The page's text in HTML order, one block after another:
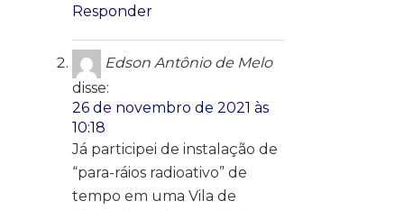
Responder
Edson Antônio de Melo
disse:
26 de novembro de 2021 às
10:18
Já participei de instalação de
“para-ráios radioativo” de
tempo em uma Vila de